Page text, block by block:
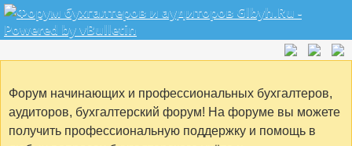
Форум начинающих и профессиональных бухгалтеров,
аудиторов, бухгалтерский форум! На форуме вы можете
получить профессиональную поддержку и помощь в